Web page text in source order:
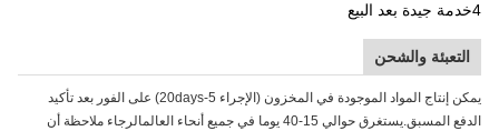
4خدمة جيدة بعد البيع
التعبئة والشحن
يمكن إنتاج المواد الموجودة في المخزون (الإجراء 5-20days) على الفور بعد تأكيد
الدفع المسبق.يستغرق حوالي 15-40 يوما في جميع أنحاء العالمالرجاء ملاحظة أن